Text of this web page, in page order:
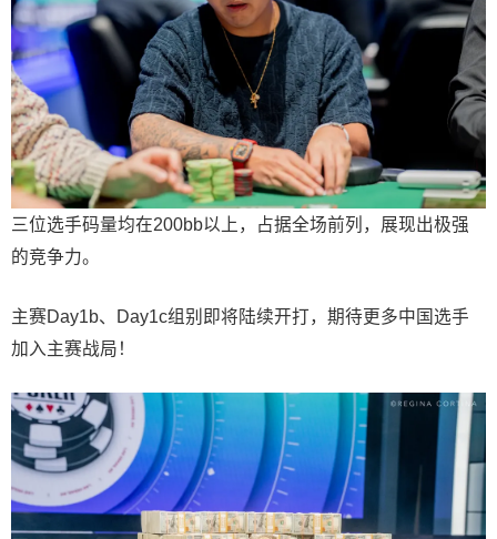
三位选手码量均在200bb以上，占据全场前列，展现出极强
的竞争力。
主赛Day1b、Day1c组别即将陆续开打，期待更多中国选手
加入主赛战局！